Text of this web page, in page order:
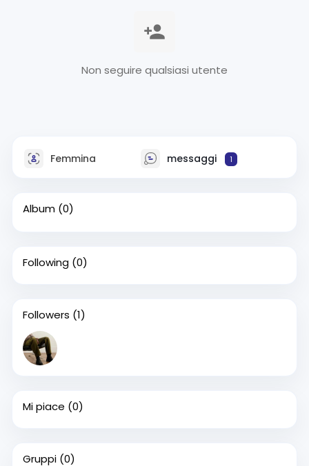
Non seguire qualsiasi utente
Femmina messaggi 1
Album (0)
Following (0)
Followers (1)
Mi piace (0)
Gruppi (0)